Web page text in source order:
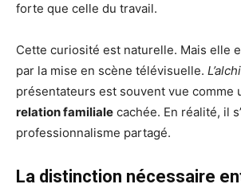
forte que celle du travail.
Cette curiosité est naturelle. Mais elle
par la mise en scène télévisuelle.
présentateurs est souvent vue comme
relation familiale cachée. En réalité, il
professionnalisme partagé.
La distinction nécessaire